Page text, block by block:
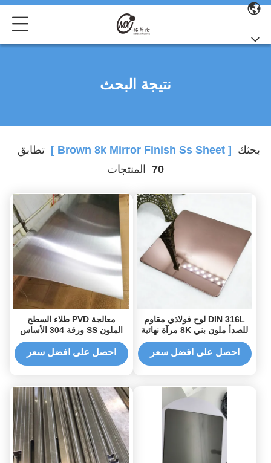
نتيجة البحث
بحثك [ Brown 8k Mirror Finish Ss Sheet ]
تطابق
70 المنتجات
DIN 316L لوح فولاذي مقاوم
للصدأ ملون بني 8K مرآة نهائية
احصل على افضل سعر
معالجة PVD طلاء السطح
الملون SS ورقة 304 الأساس
الفولاذ المقاوم للصدأ 1219mm
معيار JIS
احصل على افضل سعر